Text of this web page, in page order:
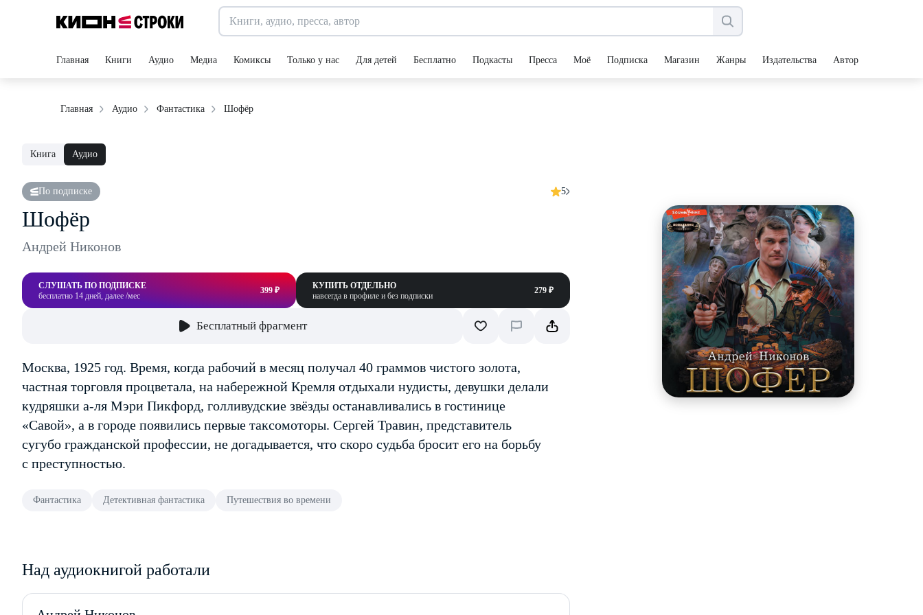
Главная Книги Аудио Медиа Комиксы Только у нас Для детей Бесплатно Подкасты Пресса Моё Подписка Магазин Жанры Издательства Авторы
Главная Аудио Фантастика Шофёр
Книга Аудио
По подписке 5
Шофёр
Андрей Никонов
СЛУШАТЬ ПО ПОДПИСКЕ
бесплатно 14 дней, далее /мес
399 ₽
КУПИТЬ ОТДЕЛЬНО
навсегда в профиле и без подписки
279 ₽
Бесплатный фрагмент
Москва, 1925 год. Время, когда рабочий в месяц получал 40 граммов чистого золота,
частная торговля процветала, на набережной Кремля отдыхали нудисты, девушки делали
кудряшки а-ля Мэри Пикфорд, голливудские звёзды останавливались в гостинице
«Савой», а в городе появились первые таксомоторы. Сергей Травин, представитель
сугубо гражданской профессии, не догадывается, что скоро судьба бросит его на борьбу
с преступностью.
Фантастика Детективная фантастика Путешествия во времени
Над аудиокнигой работали